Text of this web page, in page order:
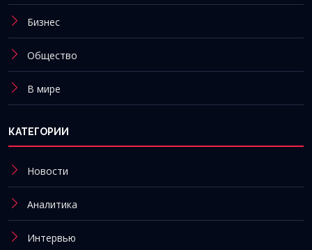
Бизнес
Общество
В мире
КАТЕГОРИИ
Новости
Аналитика
Интервью